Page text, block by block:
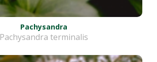
Pachysandra
Pachysandra terminalis